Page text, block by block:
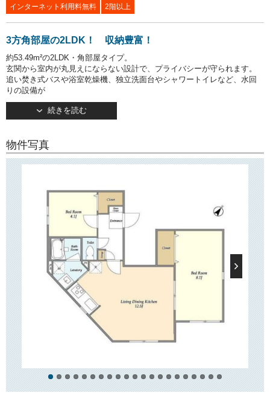
インターネット利用料無料 2階以上
3方角部屋の2LDK！ 収納豊富！
約53.49m²の2LDK・角部屋タイプ。
玄関から室内が丸見えにならない設計で、プライバシーが守られます。
追い焚き式バスや浴室乾燥機、独立洗面台やシャワートイレなど、水回
りの設備が
充実しています。
約12.5帖のLDKは柱などのでっぱりがなく、家具の配置がしやすい形で
す！
○建物情報○
東京メトロ丸の内線「茗荷谷」駅が徒歩7分で利用可能！
2022年11月竣工・地上5階建て。
TVモニターつきオートロック・宅配ボックス完備！
敷地内ゴミ置き場がございますのでゴミ捨てもらくらく。
またエレベーターも付いておりますのが非常に魅力的なポイント！
インターネット無料 で月々の通信費を節約可能！
「ヴィラクレール文京小石川」は大通りから奥に入った住宅街に位置
緑豊かな「教育の森公園」がございます。
最寄り駅の「茗荷谷」駅周辺にはスーパー2軒、コンビニやドラッグスト
続きを読む
物件写真